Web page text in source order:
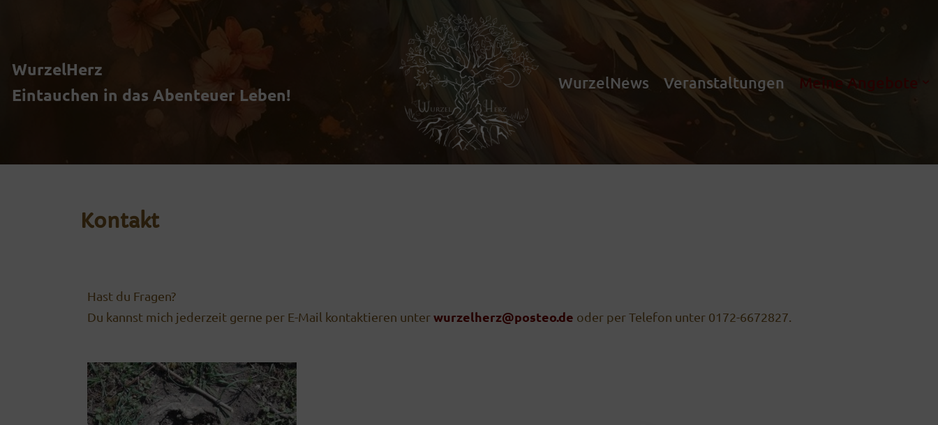
Inhalt
WurzelHerz
Eintauchen in das Abenteuer Leben!
WurzelNews Veranstaltungen Meine Angebote
Kontakt
Hast du Fragen?
Du kannst mich jederzeit gerne per E-Mail kontaktieren unterwurzelherz@posteo.de oder per Telefon unter 0172-6672827.